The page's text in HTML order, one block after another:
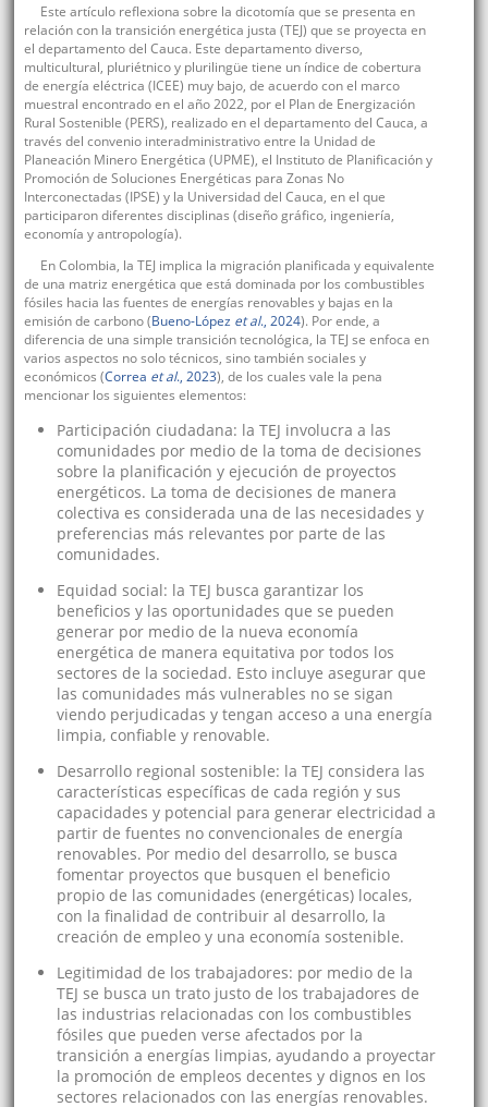
Este artículo reflexiona sobre la dicotomía que se presenta en
relación con la transición energética justa (TEJ) que se proyecta en
el departamento del Cauca. Este departamento diverso,
multicultural, pluriétnico y plurilingüe tiene un índice de cobertura
de energía eléctrica (ICEE) muy bajo, de acuerdo con el marco
muestral encontrado en el año 2022, por el Plan de Energización
Rural Sostenible (PERS), realizado en el departamento del Cauca, a
través del convenio interadministrativo entre la Unidad de
Planeación Minero Energética (UPME), el Instituto de Planificación y
Promoción de Soluciones Energéticas para Zonas No
Interconectadas (IPSE) y la Universidad del Cauca, en el que
participaron diferentes disciplinas (diseño gráfico, ingeniería,
economía y antropología).
En Colombia, la TEJ implica la migración planificada y equivalente
de una matriz energética que está dominada por los combustibles
fósiles hacia las fuentes de energías renovables y bajas en la
emisión de carbono (Bueno-López et al., 2024). Por ende, a
diferencia de una simple transición tecnológica, la TEJ se enfoca en
varios aspectos no solo técnicos, sino también sociales y
económicos (Correa et al., 2023), de los cuales vale la pena
mencionar los siguientes elementos:
Participación ciudadana: la TEJ involucra a las
comunidades por medio de la toma de decisiones
sobre la planificación y ejecución de proyectos
energéticos. La toma de decisiones de manera
colectiva es considerada una de las necesidades y
preferencias más relevantes por parte de las
comunidades.
Equidad social: la TEJ busca garantizar los
beneficios y las oportunidades que se pueden
generar por medio de la nueva economía
energética de manera equitativa por todos los
sectores de la sociedad. Esto incluye asegurar que
las comunidades más vulnerables no se sigan
viendo perjudicadas y tengan acceso a una energía
limpia, confiable y renovable.
Desarrollo regional sostenible: la TEJ considera las
características específicas de cada región y sus
capacidades y potencial para generar electricidad a
partir de fuentes no convencionales de energía
renovables. Por medio del desarrollo, se busca
fomentar proyectos que busquen el beneficio
propio de las comunidades (energéticas) locales,
con la finalidad de contribuir al desarrollo, la
creación de empleo y una economía sostenible.
Legitimidad de los trabajadores: por medio de la
TEJ se busca un trato justo de los trabajadores de
las industrias relacionadas con los combustibles
fósiles que pueden verse afectados por la
transición a energías limpias, ayudando a proyectar
la promoción de empleos decentes y dignos en los
sectores relacionados con las energías renovables.